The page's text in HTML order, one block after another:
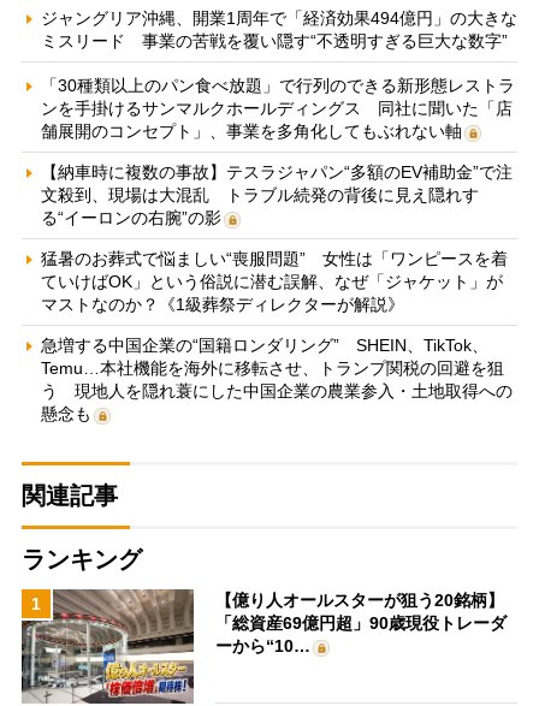
ジャングリア沖縄、開業1周年で「経済効果494億円」の大きな
ミスリード 事業の苦戦を覆い隠す“不透明すぎる巨大な数字”
「30種類以上のパン食べ放題」で行列のできる新形態レストラ
ンを手掛けるサンマルクホールディングス 同社に聞いた「店
舗展開のコンセプト」、事業を多角化してもぶれない軸
【納車時に複数の事故】テスラジャパン“多額のEV補助金”で注
文殺到、現場は大混乱 トラブル続発の背後に見え隠れす
る“イーロンの右腕”の影
猛暑のお葬式で悩ましい“喪服問題” 女性は「ワンピースを着
ていけばOK」という俗説に潜む誤解、なぜ「ジャケット」が
マストなのか？《1級葬祭ディレクターが解説》
急増する中国企業の“国籍ロンダリング” SHEIN、TikTok、
Temu…本社機能を海外に移転させ、トランプ関税の回避を狙
う 現地人を隠れ蓑にした中国企業の農業参入・土地取得への
懸念も
関連記事
ランキング
1
【億り人オールスターが狙う20銘柄】
「総資産69億円超」90歳現役トレーダ
ーから“10…